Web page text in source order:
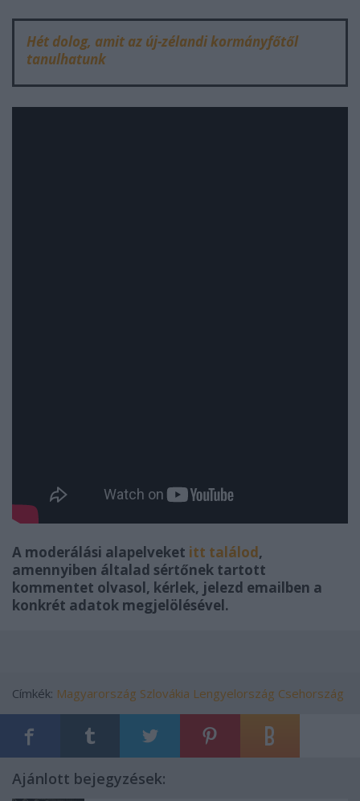
Hét dolog, amit az új-zélandi kormányfőtől
tanulhatunk
A moderálási alapelveket itt találod,
amennyiben általad sértőnek tartott
kommentet olvasol, kérlek, jelezd emailben a
konkrét adatok megjelölésével.
Címkék: Magyarország Szlovákia Lengyelország Csehország
Ajánlott bejegyzések: